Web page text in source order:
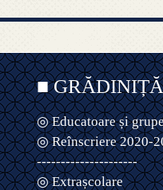
■ GRĂDINIȚĂ
◎ Educatoare și
◎ Reînscriere 2020-
---------------------
◎ Extrașcolare